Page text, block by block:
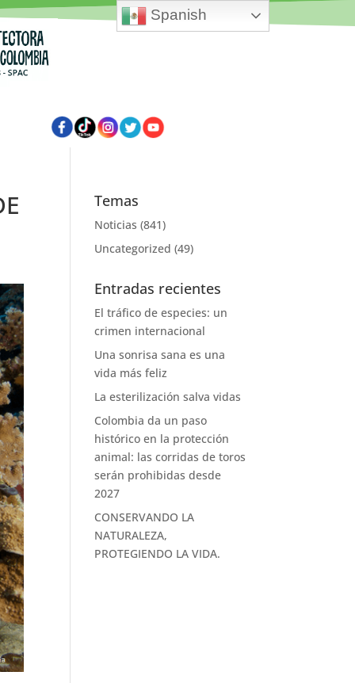
Temas
Noticias (841)
Uncategorized (49)
Entradas recientes
El tráfico de especies: un
crimen internacional
Una sonrisa sana es una
vida más feliz
La esterilización salva vidas
Colombia da un paso
histórico en la protección
animal: las corridas de toros
serán prohibidas desde
2027
CONSERVANDO LA
NATURALEZA,
PROTEGIENDO LA VIDA.
Spanish